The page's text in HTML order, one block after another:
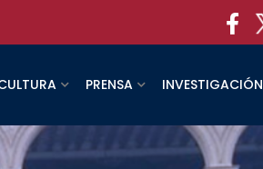
PRENSA INVESTIGACIÓN